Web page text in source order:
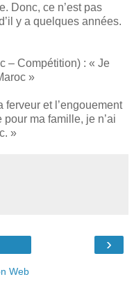
Donc, ce n’est pas
y a quelques années.
– Compétition) : « Je
»
ferveur et l’engouement
ma famille, je n’ai
»
›
Web